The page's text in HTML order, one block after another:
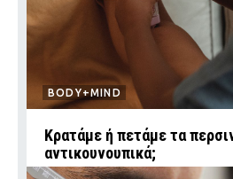
BODY+MIND
Κρατάμε ή πετάμε τα
αντικουνουπικά;